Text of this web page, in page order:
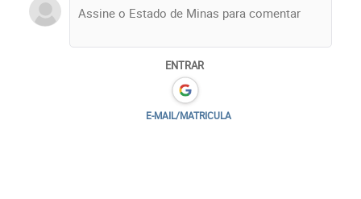
ENTRAR
E-MAIL/MATRICULA